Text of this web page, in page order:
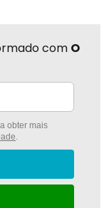
com O
obter mais
.